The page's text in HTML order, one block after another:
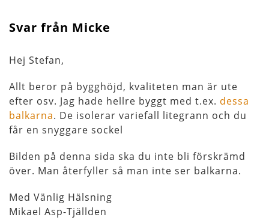
Svar från Micke
Hej Stefan,
Allt beror på bygghöjd, kvaliteten man är ute
efter osv. Jag hade hellre byggt med t.ex. dessa
balkarna. De isolerar variefall litegrann och du
får en snyggare sockel
Bilden på denna sida ska du inte bli förskrämd
över. Man återfyller så man inte ser balkarna.
Med Vänlig Hälsning
Mikael Asp-Tjällden